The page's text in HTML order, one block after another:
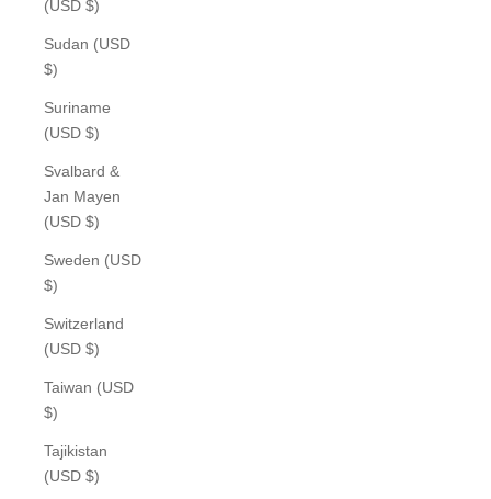
(USD $)
Sudan (USD
$)
Suriname
(USD $)
Svalbard &
Jan Mayen
(USD $)
Sweden (USD
$)
Switzerland
(USD $)
Taiwan (USD
$)
Tajikistan
(USD $)